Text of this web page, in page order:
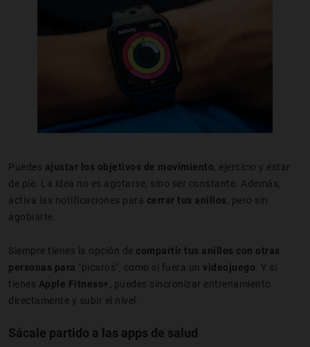
Puedes ajustar los objetivos de movimiento , ejercicio y estar
de pie. La idea no es agotarse, sino ser constante. Además,
activa las notificaciones para cerrar tus anillos , pero sin
agobiarte.
Siempre tienes la opción de compartir tus anillos con otras
personas para "picaros", como si fuera un videojuego . Y si
tienes Apple Fitness+, puedes sincronizar entrenamiento
directamente y subir el nivel.
Sácale partido a las apps de salud